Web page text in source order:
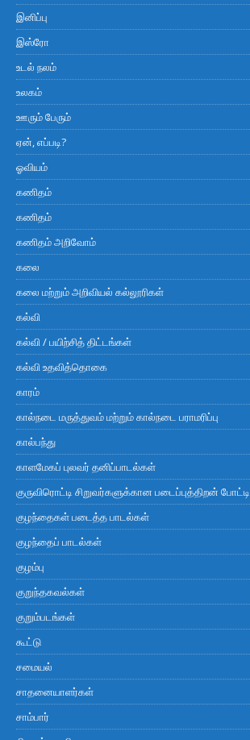
இனிப்பு
இஸ்ரோ
உடல் நலம்
உலகம்
ஊரும் பேரும்
ஏன், எப்படி?
ஓவியம்
கணிதம்
கணிதம்
கணிதம் அறிவோம்
கலை
கலை மற்றும் அறிவியல் கல்லூரிகள்
கல்வி
கல்வி / பயிற்சித் திட்டங்கள்
கல்வி உதவித்தொகை
காரம்
கால்நடை மருத்துவம் மற்றும் கால்நடை பராமரிப்பு
கால்பந்து
காளமேகப் புலவர் தனிப்பாடல்கள்
குருவிரொட்டி சிறுவர்களுக்கான படைப்புத்திறன் போட்டி
குழந்தைகள் படைத்த பாடல்கள்
குழந்தைப் பாடல்கள்
குழம்பு
குறுந்தகவல்கள்
குறும்படங்கள்
கூட்டு
சமையல்
சாதனையாளர்கள்
சாம்பார்